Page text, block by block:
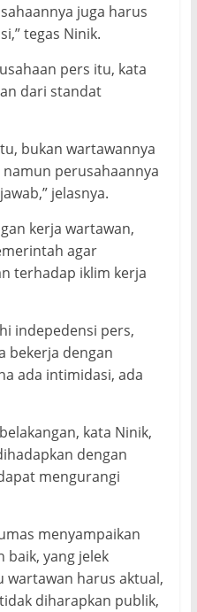
juga harus
tegas Ninik.
pers itu, kata
dari standat
bukan wartawannya
perusahaannya
jelasnya.
kerja wartawan,
agar
terhadap iklim kerja
indepedensi pers,
bekerja dengan
ada intimidasi, ada
kata Ninik,
dengan
mengurangi
menyampaikan
baik, yang jelek
wartawan harus aktual,
diharapkan publik,